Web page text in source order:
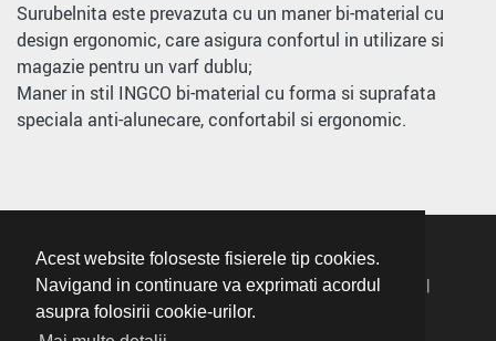
Acest website foloseste fisierele tip cookies.
Navigand in continuare va exprimati acordul
asupra folosirii cookie-urilor.
Surubelnita este prevazuta cu un maner bi-material cu
design ergonomic, care asigura confortul in utilizare si
magazie pentru un varf dublu;
Maner in stil INGCO bi-material cu forma si suprafata
speciala anti-alunecare, confortabil si ergonomic.
Termeni Si Conditii | Politica De Confidentialitate
|
Politica Cookie